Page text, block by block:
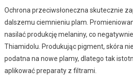
Ochrona przeciwsłoneczna skutecznie
dalszemu ciemnieniu plam.
nasilać produkcję melaniny, co
Thiamidolu. Produkując pigment, skóra
podatna na nowe plamy, dlatego tak
aplikować preparaty z filtrami.